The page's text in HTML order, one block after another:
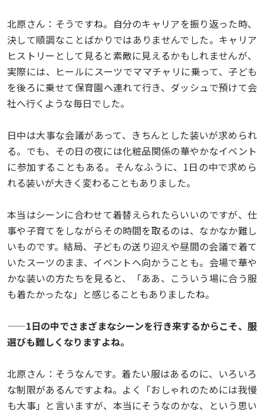
北原さん：そうですね。自分のキャリアを振り返った時、
決して順調なことばかりではありませんでした。キャリア
ヒストリーとして見ると素敵に見えるかもしれませんが、
実際には、ヒールにスーツでママチャリに乗って、子ども
を後ろに乗せて保育園へ連れて行き、ダッシュで預けて会
社へ行くような毎日でした。
日中は大事な会議があって、きちんとした装いが求められ
る。でも、その日の夜には化粧品関係の華やかなイベント
に参加することもある。そんなふうに、1日の中で求めら
れる装いが大きく変わることもありました。
本当はシーンに合わせて着替えられたらいいのですが、仕
事や子育てをしながらその時間を取るのは、なかなか難し
いものです。結局、子どもの送り迎えや昼間の会議で着て
いたスーツのまま、イベントへ向かうことも。会場で華や
かな装いの方たちを見ると、「ああ、こういう場に合う服
も着たかったな」と感じることもありましたね。
——1日の中でさまざまなシーンを行き来するからこそ、服
選びも難しくなりますよね。
北原さん：そうなんです。着たい服はあるのに、いろいろ
な制限があるんですよね。よく「おしゃれのためには我慢
も大事」と言いますが、本当にそうなのかな、という思い